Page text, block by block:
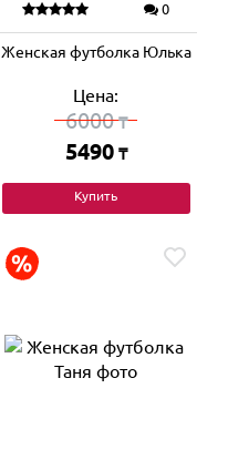
0
Женская футболка Юлька
Цена:
6000₸
5490 ₸
Купить